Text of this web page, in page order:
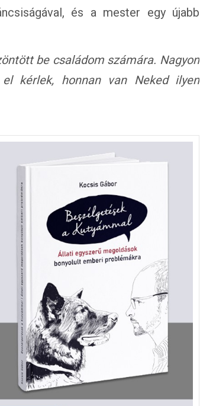
és a mester egy újabb
be családom számára. Nagyon
kérlek, honnan van Neked ilyen